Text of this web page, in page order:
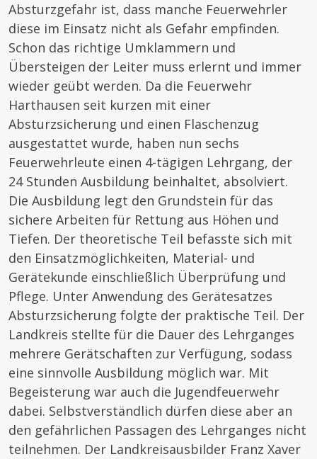
Absturzgefahr ist, dass manche Feuerwehrler
diese im Einsatz nicht als Gefahr empfinden.
Schon das richtige Umklammern und
Übersteigen der Leiter muss erlernt und immer
wieder geübt werden. Da die Feuerwehr
Harthausen seit kurzen mit einer
Absturzsicherung und einen Flaschenzug
ausgestattet wurde, haben nun sechs
Feuerwehrleute einen 4-tägigen Lehrgang, der
24 Stunden Ausbildung beinhaltet, absolviert.
Die Ausbildung legt den Grundstein für das
sichere Arbeiten für Rettung aus Höhen und
Tiefen. Der theoretische Teil befasste sich mit
den Einsatzmöglichkeiten, Material- und
Gerätekunde einschließlich Überprüfung und
Pflege. Unter Anwendung des Gerätesatzes
Absturzsicherung folgte der praktische Teil. Der
Landkreis stellte für die Dauer des Lehrganges
mehrere Gerätschaften zur Verfügung, sodass
eine sinnvolle Ausbildung möglich war. Mit
Begeisterung war auch die Jugendfeuerwehr
dabei. Selbstverständlich dürfen diese aber an
den gefährlichen Passagen des Lehrganges nicht
teilnehmen. Der Landkreisausbilder Franz Xaver